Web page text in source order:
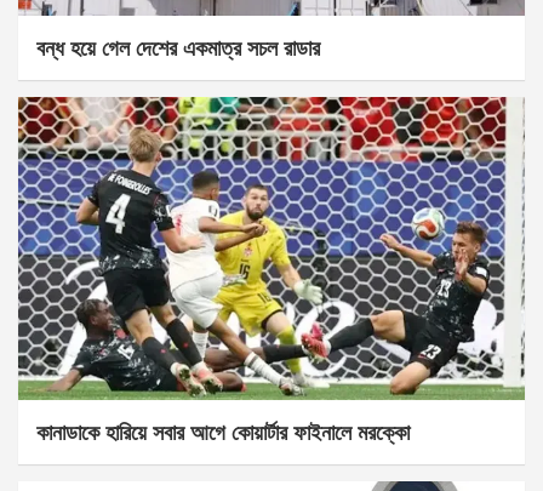
বন্ধ হয়ে গেল দেশের একমাত্র সচল রাডার
কানাডাকে হারিয়ে সবার আগে কোয়ার্টার ফাইনালে মরক্কো